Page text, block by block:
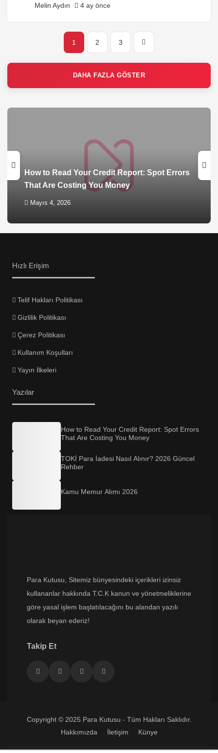
köklü ve saygın sağlık ve eğitim kurumlarından biridir.
Sağlık sektöründeki öncü rolü ve akademik başarısıyla
kariyer kapıları açmaktadır. Son dönemde […]
Melin Aydın 4 ay önce
1 2 3
DAHA FAZLA GÖSTER
How to Read Your Credit Report: Spot Errors
That Are Costing You Money
Mayıs 4, 2026
Hızlı Erişim
Telif Hakları Politikası
Gizlilik Politikası
Çerez Politikası
Kullanım Koşulları
Yayın İlkeleri
Yazılar
How to Read Your Credit Report: Spot Errors
That Are Costing You Money
TOKİ Para İadesi Nasıl Alınır? 2026 Güncel
Rehber
Kamu Memur Alımı 2026
Para Kutusu , Sitemiz bünyesindeki içerikleri izinsiz
kullananlar hakkında T.C.K kanun ve yönetmeliklerine
göre yasal işlem başlatılacağını bu alandan yazılı
olarak beyan ederiz!
Takip Et
Copyright © 2025 Para Kutusu - Tüm Hakları Saklıdır.
Hakkımızda
İletişim Künye